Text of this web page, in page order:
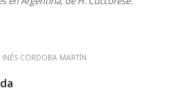
CÓRDOBA MARTÍN